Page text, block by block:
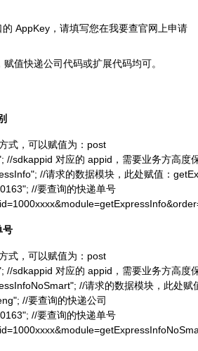
AppKey，请填写您在我要查官网上申请
值快递公司代码或扩展代码均可。
式，可以赋值为：post
//sdkappid 对应的 appid，需要业务方高度
//请求的数据模块，此处赋值：
//要查询的快递单号
号
式，可以赋值为：post
//sdkappid 对应的 appid，需要业务方高度
//请求的数据模块，此处赋
//要查询的快递公司
//要查询的快递单号